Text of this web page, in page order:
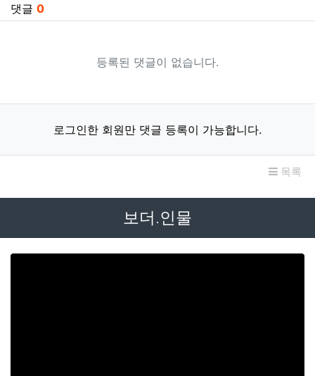
댓글 0
등록된 댓글이 없습니다.
로그인한 회원만 댓글 등록이 가능합니다.
목록
보더.인물